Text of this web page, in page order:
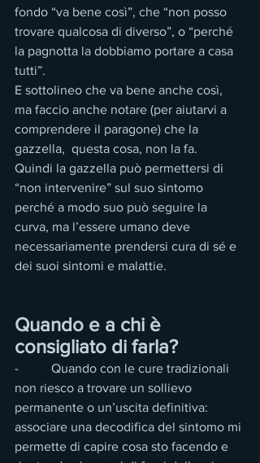
fondo “va bene così”, che “non posso
trovare qualcosa di diverso”, o “perché
la pagnotta la dobbiamo portare a casa
tutti”.
E sottolineo che va bene anche così,
ma faccio anche notare (per aiutarvi a
comprendere il paragone) che la
gazzella,  questa cosa, non la fa.
Quindi la gazzella può permettersi di
“non intervenire” sul suo sintomo
perché a modo suo può seguire la
curva, ma l’essere umano deve
necessariamente prendersi cura di sé e
dei suoi sintomi e malattie.
Quando e a chi è
consigliato di farla?
-          Quando con le cure tradizionali
non riesco a trovare un sollievo
permanente o un’uscita definitiva:
associare una decodifica del sintomo mi
permette di capire cosa sto facendo e